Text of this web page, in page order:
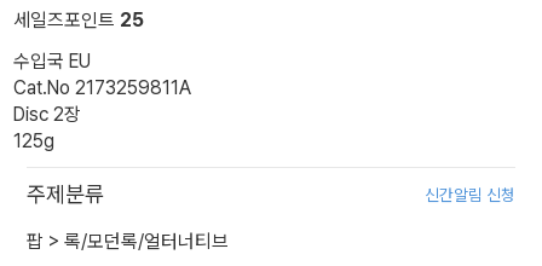
세일즈포인트 25
수입국 EU
Cat.No 2173259811A
Disc 2장
125g
주제분류 신간알림 신청
팝 > 록/모던록/얼터너티브